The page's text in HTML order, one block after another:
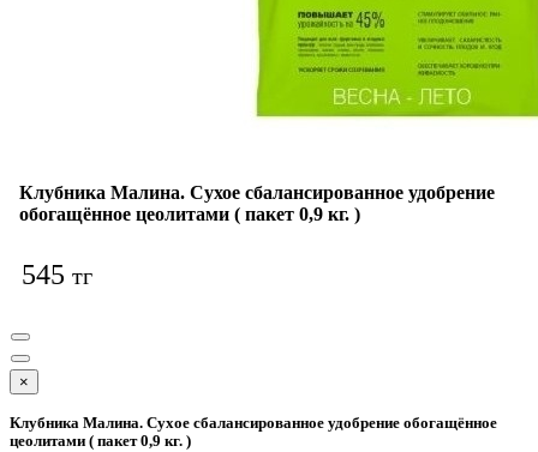
Клубника Малина. Сухое сбалансированное удобрение
обогащённое цеолитами ( пакет 0,9 кг. )
545 тг
×
Клубника Малина. Сухое сбалансированное удобрение обогащённое
цеолитами ( пакет 0,9 кг. )